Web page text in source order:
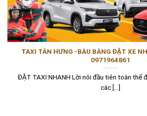
TAXI TÂN HƯNG -BÀU BÀNG ĐẶT XE
0971964861
ĐẶT TAXI NHANH Lời nói đầu tiên toàn thể
các [...]